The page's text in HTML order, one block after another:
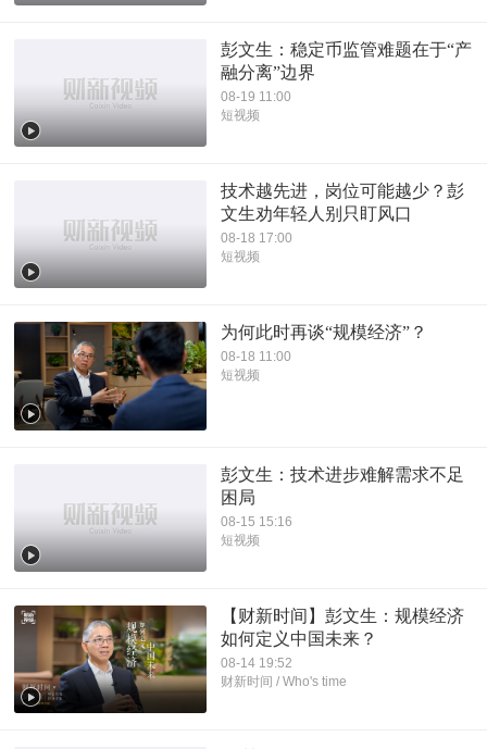
彭文生：稳定币监管难题在于“产
融分离”边界
08-19 11:00
短视频
技术越先进，岗位可能越少？彭
文生劝年轻人别只盯风口
08-18 17:00
短视频
为何此时再谈“规模经济”？
08-18 11:00
短视频
彭文生：技术进步难解需求不足
困局
08-15 15:16
短视频
【财新时间】彭文生：规模经济
如何定义中国未来？
08-14 19:52
财新时间 / Who's time